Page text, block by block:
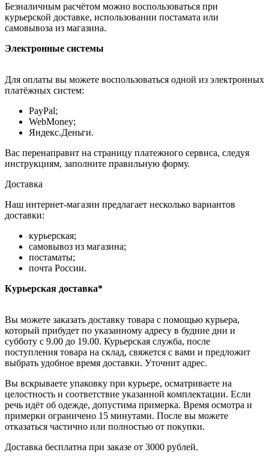
Безналичным расчётом можно воспользоваться при
курьерской доставке, использовании постамата или
самовывоза из магазина.
Электронные системы
Для оплаты вы можете воспользоваться одной из электронных
платёжных систем:
PayPal;
WebMoney;
Яндекс.Деньги.
Вас перенаправит на страницу платежного сервиса, следуя
инструкциям, заполните правильную форму.
Доставка
Наш интернет-магазин предлагает несколько вариантов
доставки:
курьерская;
самовывоз из магазина;
постаматы;
почта России.
Курьерская доставка*
Вы можете заказать доставку товара с помощью курьера,
который прибудет по указанному адресу в будние дни и
субботу с 9.00 до 19.00. Курьерская служба, после
поступления товара на склад, свяжется с вами и предложит
выбрать удобное время доставки. Уточнит адрес.
Вы вскрываете упаковку при курьере, осматриваете на
целостность и соответствие указанной комплектации. Если
речь идёт об одежде, допустима примерка. Время осмотра и
примерки ограничено 15 минутами. После вы можете
отказаться частично или полностью от покупки.
Доставка бесплатна при заказе от 3000 рублей.